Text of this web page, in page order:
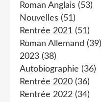
Roman Anglais (53)
Nouvelles (51)
Rentrée 2021 (51)
Roman Allemand (39)
2023 (38)
Autobiographie (36)
Rentrée 2020 (36)
Rentrée 2022 (34)